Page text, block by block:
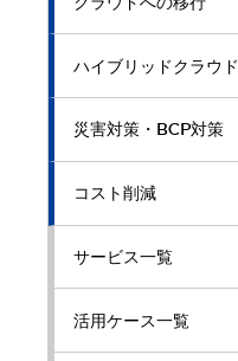
ハイブリッドクラウド
災害対策・BCP対策
コスト削減
サービス一覧
活用ケース一覧